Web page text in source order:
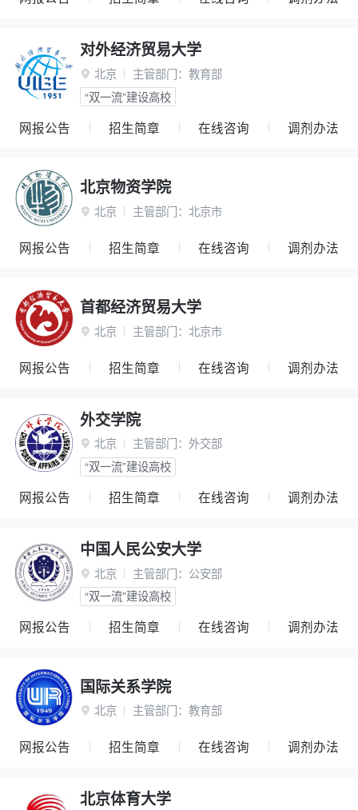
对外经济贸易大学
 北京 主管部门： 教育部
“双一流”建设高校
网报公告 招生简章 在线咨询 调剂办法
北京物资学院
 北京 主管部门： 北京市
网报公告 招生简章 在线咨询 调剂办法
首都经济贸易大学
 北京 主管部门： 北京市
网报公告 招生简章 在线咨询 调剂办法
外交学院
 北京 主管部门： 外交部
“双一流”建设高校
网报公告 招生简章 在线咨询 调剂办法
中国人民公安大学
 北京 主管部门： 公安部
“双一流”建设高校
网报公告 招生简章 在线咨询 调剂办法
国际关系学院
 北京 主管部门： 教育部
网报公告 招生简章 在线咨询 调剂办法
北京体育大学